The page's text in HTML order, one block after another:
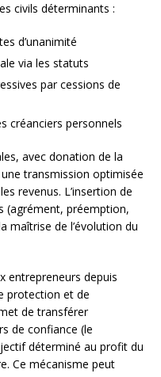
civils déterminants :
d’unanimité
via les statuts
par cessions de
créanciers personnels
avec donation de la
transmission optimisée
revenus. L’insertion de
(agrément, préemption,
maîtrise de l’évolution du
entrepreneurs depuis
protection et de
de transférer
de confiance (le
déterminé au profit du
Ce mécanisme peut